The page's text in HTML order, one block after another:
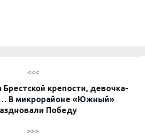
<<<
крепости, девочка-
В микрорайоне «Южный»
Победу
>>>